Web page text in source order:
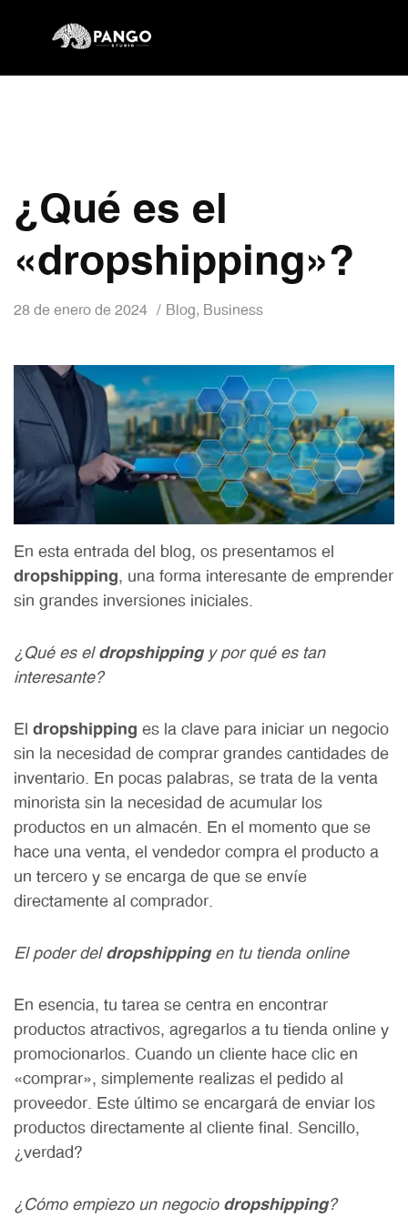
¿Qué es el
«dropshipping»?
28 de enero de 2024 Blog, Business
En esta entrada del blog, os presentamos el
dropshipping, una forma interesante de emprender
sin grandes inversiones iniciales.
¿Qué es el dropshippingy por qué es tan
interesante?
El dropshipping es la clave para iniciar un negocio
sin la necesidad de comprar grandes cantidades de
inventario. En pocas palabras, se trata de la venta
minorista sin la necesidad de acumular los
productos en un almacén. En el momento que se
hace una venta, el vendedor compra el producto a
un tercero y se encarga de que se envíe
directamente al comprador.
El poder del dropshippingen tu tienda online
En esencia, tu tarea se centra en encontrar
productos atractivos, agregarlos a tu tienda online y
promocionarlos. Cuando un cliente hace clic en
«comprar», simplemente realizas el pedido al
proveedor. Este último se encargará de enviar los
productos directamente al cliente final. Sencillo,
¿verdad?
¿Cómo empiezo un negocio dropshipping?